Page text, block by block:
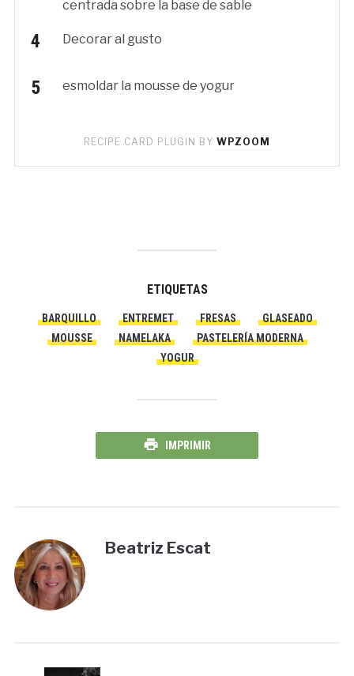
centrada sobre la base de sable
Decorar al gusto
esmoldar la mousse de yogur
RECIPE CARD PLUGIN BY WPZOOM
ETIQUETAS
BARQUILLO ENTREMET FRESAS
GLASEADO
MOUSSE
NAMELAKA
PASTELERÍA MODERNA
YOGUR
IMPRIMIR
Beatriz Escat